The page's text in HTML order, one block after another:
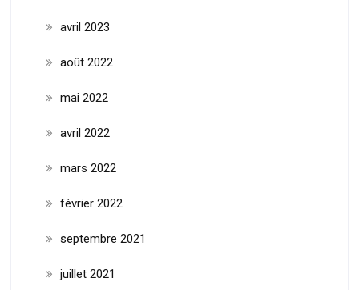
avril 2023
août 2022
mai 2022
avril 2022
mars 2022
février 2022
septembre 2021
juillet 2021